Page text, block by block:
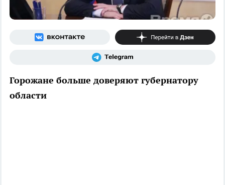
Горожане больше доверяют губернатору
области